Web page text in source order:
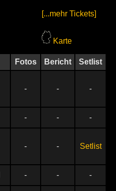
[...mehr Tickets]
Karte
Fotos Bericht Setlist
- - -
- - -
- - Setlist
- - -